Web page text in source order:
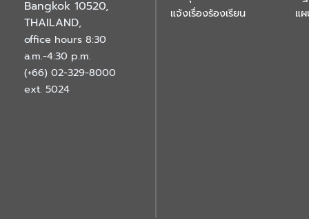
Bangkok 10520,
THAILAND,
office hours 8:30
a.m.-4:30 p.m.
(+66) 02-329-8000
ext. 5024
แจ้งเรื่องร้องเรียน
แ